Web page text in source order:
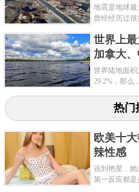
年4月，一名17岁的尼泊尔
一个神秘水怪突然拖入水中
一名小男孩又被水怪拖入水
到袭击时，他惊恐的父亲只
消失在水中。此后大卡利河
人事件。
关键字：最大 淡水鱼
共2页: 上一页 1 2
地震是地球
曾经经历过很
世界上最
加拿大、
世界陆地面积
29.2%，那么
热门
欧美十
辣性感
说到艳星，
第一反应都是